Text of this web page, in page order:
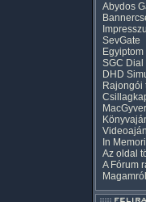
Abydos
SevGate
Egyiptom
SGC
DHD
Rajongói
MacGyver
In
Az oldal
A Fórum
Magamról